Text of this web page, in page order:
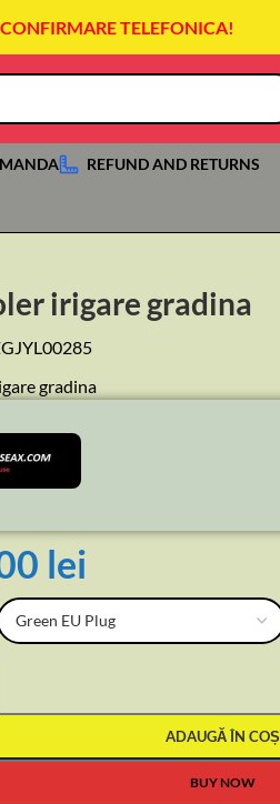
TELEFONICA!
REFUND AND RETURNS
irigare gradina
gradina
lei
ADAUGĂ ÎN COȘ
BUY NOW